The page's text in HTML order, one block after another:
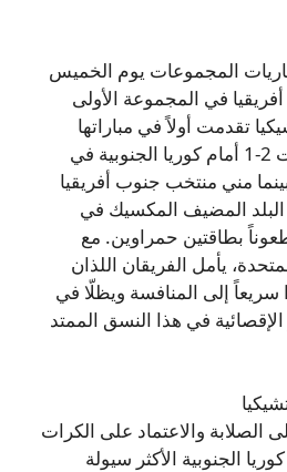
المجموعات يوم الخميس
في المجموعة الأولى
تقدمت أولاً في مباراتها
الافتتاحية، إلا أنها خسرت 2-1 أمام كوريا الجنوبية في
مني منتخب جنوب أفريقيا
2-0 أمام البلد المضيف المكسيك في
بطاقتين حمراوين. مع
يأمل الفريقان اللذان
سريعاً إلى المنافسة ويظلّا في
الإقصائية في هذا النسق الممتد
الصلابة والاعتماد على الكرات
الجنوبية الأكثر سيولة